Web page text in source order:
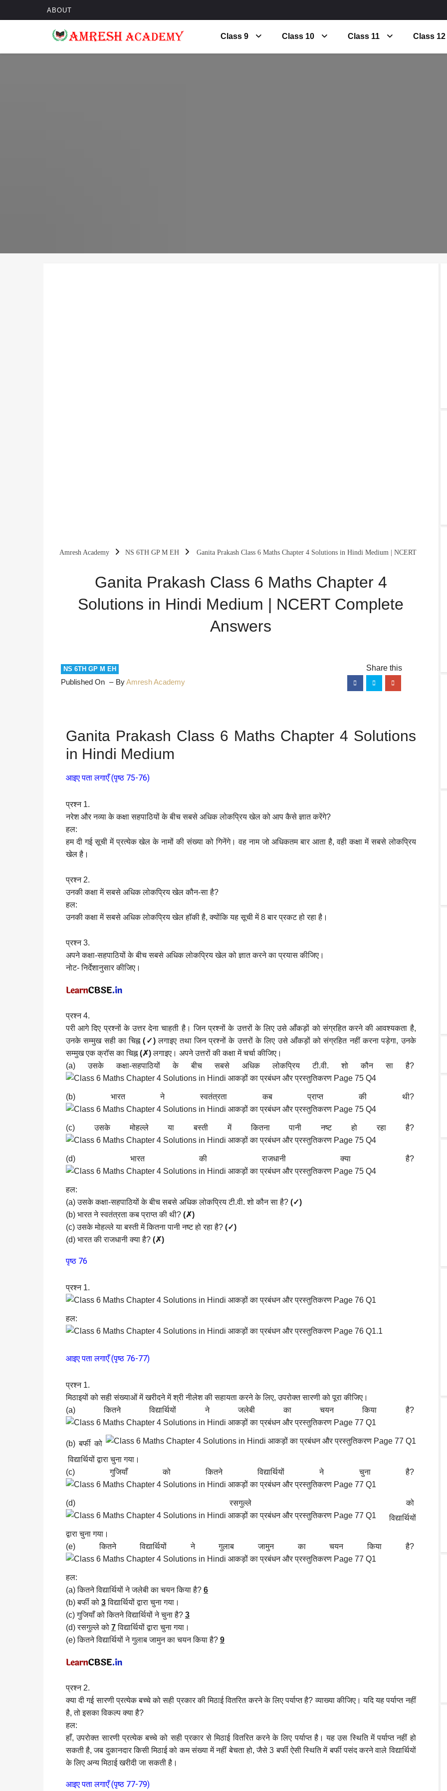
ABOUT
Class 9 Class 10 Class 11 Class 12
Amresh Academy NS 6TH GP M EH Ganita Prakash Class 6 Maths Chapter 4 Solutions in Hindi Medium | NCERT
Ganita Prakash Class 6 Maths Chapter 4
Solutions in Hindi Medium | NCERT Complete
Answers
NS 6TH GP M EH
Published On ByAmresh Academy
Ganita Prakash Class 6 Maths Chapter 4 Solutions
in Hindi Medium
आइए पता लगाएँ (पृष्ठ 75-76)
प्रश्न 1.
नरेश और नव्या के कक्षा सहपाठियों के बीच सबसे अधिक लोकप्रिय खेल को आप कैसे ज्ञात करेंगे?
हल:
हम दी गई सूची में प्रत्येक खेल के नामों की संख्या को गिनेंगे। वह नाम जो अधिकतम बार आता है, वही कक्षा में सबसे लोकप्रिय
खेल है।
प्रश्न 2.
उनकी कक्षा में सबसे अधिक लोकप्रिय खेल कौन-सा है?
हल:
उनकी कक्षा में सबसे अधिक लोकप्रिय खेल हॉकी है, क्योंकि यह सूची में 8 बार प्रकट हो रहा है।
प्रश्न 3.
अपने कक्षा-सहपाठियों के बीच सबसे अधिक लोकप्रिय खेल को ज्ञात करने का प्रयास कीजिए।
नोट- निर्देशानुसार कीजिए।
प्रश्न 4.
परी आगे दिए प्रश्नों के उत्तर देना चाहती है। जिन प्रश्नों के उत्तरों के लिए उसे आँकड़ों को संग्रहित करने की आवश्यकता है,
उनके सम्मुख सही का चिह्न(✓) लगाइए तथा जिन प्रश्नों के उत्तरों के लिए उसे आँकड़ों को संग्रहित नहीं करना पड़ेगा, उनके
सम्मुख एक क्रॉस का चिह्न(✗)लगाइए। अपने उत्तरों की कक्षा में चर्चा कीजिए।
(a) उसके कक्षा-सहपाठियों के बीच सबसे अधिक लोकप्रिय टी.वी. शो कौन सा है?
(b) भारत ने स्वतंत्रता कब प्राप्त की थी?
(c) उसके मोहल्ले या बस्ती में कितना पानी नष्ट हो रहा है?
(d) भारत की राजधानी क्या है?
हल:
(a) उसके कक्षा-सहपाठियों के बीच सबसे अधिक लोकप्रिय टी.वी. शो कौन सा है? (✓)
(b) भारत ने स्वतंत्रता कब प्राप्त की थी? (✗)
(c) उसके मोहल्ले या बस्ती में कितना पानी नष्ट हो रहा है? (✓)
(d) भारत की राजधानी क्या है? (✗)
पृष्ठ 76
प्रश्न 1.
हल:
आइए पता लगाएँ (पृष्ठ 76-77)
प्रश्न 1.
मिठाइयों को सही संख्याओं में खरीदने में श्री नीलेश की सहायता करने के लिए, उपरोक्त सारणी को पूरा कीजिए।
(a) कितने विद्यार्थियों ने जलेबी का चयन किया है?
(b) बर्फी को
विद्यार्थियों द्वारा चुना गया।
(c) गुजियाँ को कितने विद्यार्थियों ने चुना है?
(d) रसगुल्ले को
विद्यार्थियों
द्वारा चुना गया।
(e) कितने विद्यार्थियों ने गुलाब जामुन का चयन किया है?
हल:
(a) कितने विद्यार्थियों ने जलेबी का चयन किया है? 6
(b) बर्फी को 3विद्यार्थियों द्वारा चुना गया।
(c) गुजियाँ को कितने विद्यार्थियों ने चुना है? 3
(d) रसगुल्ले को 7विद्यार्थियों द्वारा चुना गया।
(e) कितने विद्यार्थियों ने गुलाब जामुन का चयन किया है? 9
प्रश्न 2.
क्या दी गई सारणी प्रत्येक बच्चे को सही प्रकार की मिठाई वितरित करने के लिए पर्याप्त है? व्याख्या कीजिए। यदि यह पर्याप्त नहीं
है, तो इसका विकल्प क्या है?
हल:
हाँ, उपरोक्त सारणी प्रत्येक बच्चे को सही प्रकार से मिठाई वितरित करने के लिए पर्याप्त है। यह उस स्थिति में पर्याप्त नहीं हो
सकती है, जब दुकानदार किसी मिठाई को कम संख्या में नहीं बेचता हो, जैसे 3 बर्फी ऐसी स्थिति में बर्फी पसंद करने वाले विद्यार्थियों
के लिए अन्य मिठाई खरीदी जा सकती है।
आइए पता लगाएँ (पृष्ठ 77-79)